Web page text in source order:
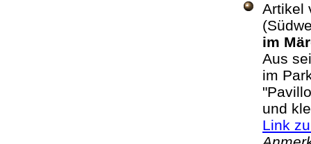
Artikel
im
Aus
im
und
Link